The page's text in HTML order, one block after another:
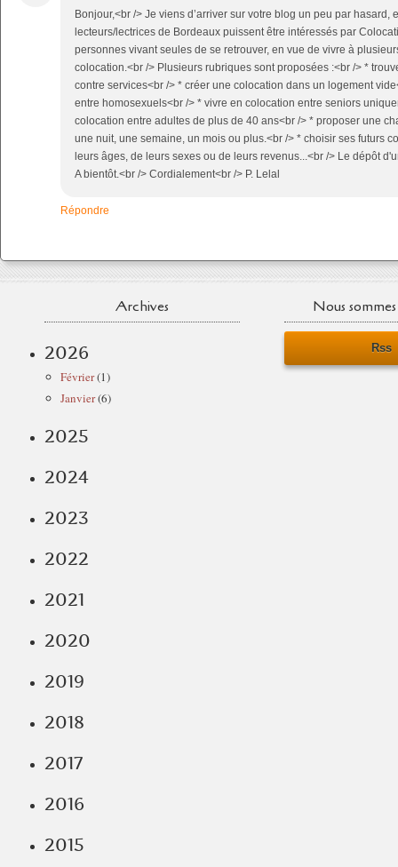
Bonjour,<br /> Je viens d’arriver sur votre blog un peu par hasard,
lecteurs/lectrices de Bordeaux puissent être intéressés par
personnes vivant seules de se retrouver, en vue de vivre à
colocation.<br /> Plusieurs rubriques sont proposées :<br /> *
contre services<br /> * créer une colocation dans un logement
entre homosexuels<br /> * vivre en colocation entre seniors
colocation entre adultes de plus de 40 ans<br /> * proposer une
une nuit, une semaine, un mois ou plus.<br /> * choisir ses futurs
leurs âges, de leurs sexes ou de leurs revenus...<br /> Le dépôt
A bientôt.<br /> Cordialement<br /> P. Lelal
Répondre
Archives
2026
Février(1)
Janvier(6)
2025
2024
2023
2022
2021
2020
2019
2018
2017
2016
2015
Nous
Rss